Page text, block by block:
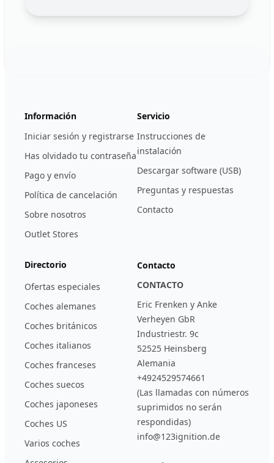
Información
Iniciar sesión y registrarse
Has olvidado tu contraseña
Pago y envío
Política de cancelación
Sobre nosotros
Outlet Stores
Servicio
Instrucciones de
instalación
Descargar software (USB)
Preguntas y respuestas
Contacto
Directorio
Ofertas especiales
Coches alemanes
Coches británicos
Coches italianos
Coches franceses
Coches suecos
Coches japoneses
Coches US
Varios coches
Contacto
CONTACTO
Eric Frenken y Anke
Verheyen GbR
Industriestr. 9c
52525 Heinsberg
Alemania
+4924529574661
(Las llamadas con números
suprimidos no serán
respondidas)
info@123ignition.de